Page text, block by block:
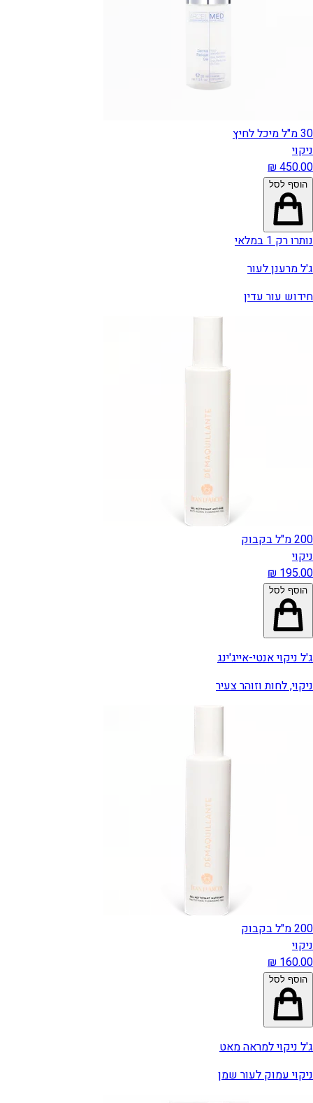
30 מ"ל מיכל לחיץ
ניקוי
הוסף לסל
נותרו רק 1 במלאי
ג'ל מרענן לעור
חידוש עור עדין
200 מ"ל בקבוק
ניקוי
הוסף לסל
ג'ל ניקוי אנטי-אייג'ינג
ניקוי, לחות וזוהר צעיר
200 מ"ל בקבוק
ניקוי
הוסף לסל
ג'ל ניקוי למראה מאט
ניקוי עמוק לעור שמן